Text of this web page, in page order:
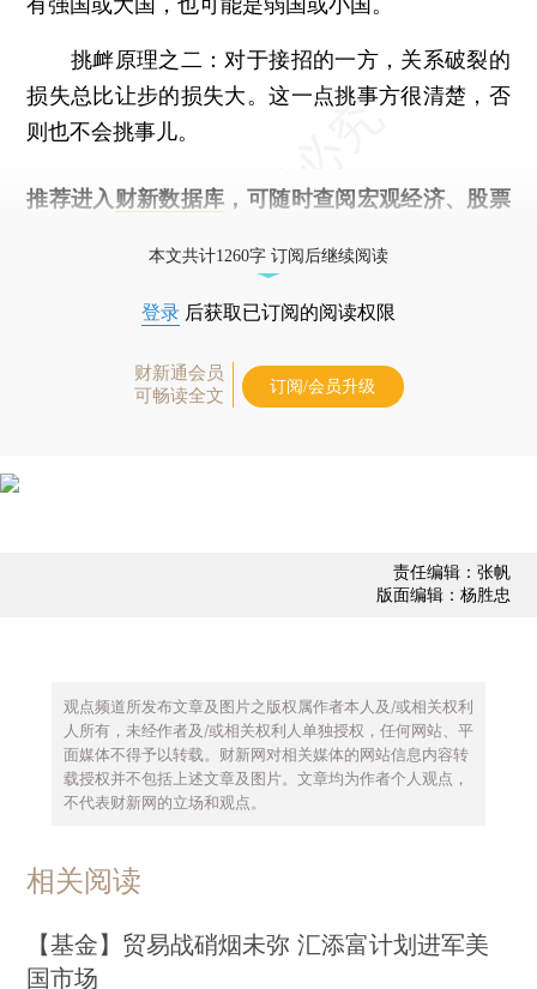
挑衅原理之二：对于接招的一方，关系破裂的
损失总比让步的损失大。这一点挑事方很清楚，否
则也不会挑事儿。
推荐进入 财新数据库 ，可随时查阅宏观经济、股票
本文共计1260字 订阅后继续阅读
登录 后获取已订阅的阅读权限
财新通会员
可畅读全文
订阅/会员升级
责任编辑：张帆
版面编辑：杨胜忠
观点频道所发布文章及图片之版权属作者本人及/或相关权利
人所有，未经作者及/或相关权利人单独授权，任何网站、平
面媒体不得予以转载。财新网对相关媒体的网站信息内容转
载授权并不包括上述文章及图片。文章均为作者个人观点，
不代表财新网的立场和观点。
相关阅读
【基金】贸易战硝烟未弥 汇添富计划进军美
国市场